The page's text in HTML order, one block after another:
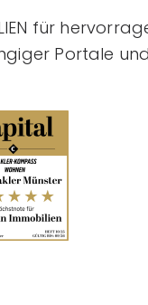
für
Portale